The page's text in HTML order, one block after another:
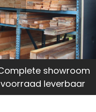
showroom
leverbaar